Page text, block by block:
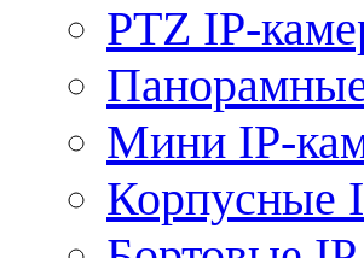
PTZ IP-
Мини IP-
Корпусные